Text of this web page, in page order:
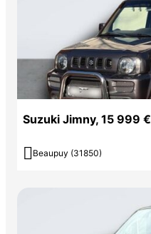
Suzuki Jimny, 15 999 €
 Beaupuy (31850)